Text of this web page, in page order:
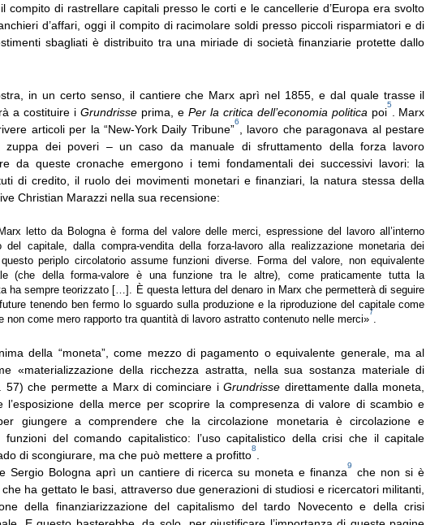
compito di rastrellare capitali presso le corti e le cancellerie d’Europa era svolto
d’affari, oggi il compito di racimolare soldi presso piccoli risparmiatori e di
sbagliati è distribuito tra una miriade di società finanziarie protette dallo
in un certo senso, il cantiere che Marx aprì nel 1855, e dal quale trasse il
a costituire iGrundrisse prima, e Per la critica dell’economia politica poi
5
. Marx
articoli per la “New-York Daily Tribune”
6
, lavoro che paragonava al pestare
dei poveri – un caso da manuale di sfruttamento della forza lavoro
da queste cronache emergono i temi fondamentali dei successivi lavori: la
di credito, il ruolo dei movimenti monetari e finanziari, la natura stessa della
Christian Marazzi nella sua recensione:
letto da Bologna è forma del valore delle merci, espressione del lavoro all’interno
del capitale, dalla compra-vendita della forza-lavoro alla realizzazione monetaria dei
periplo circolatorio assume funzioni diverse. Forma del valore, non equivalente
(che della forma-valore è una funzione tra le altre), come praticamente tutta la
ha sempre teorizzato […]. È questa lettura del denaro in Marx che permetterà di seguire
tenendo ben fermo lo sguardo sulla produzione e la riproduzione del capitale come
non come mero rapporto tra quantità di lavoro astratto contenuto nelle merci»
7
.
della “moneta”, come mezzo di pagamento o equivalente generale, ma al
«materializzazione della ricchezza astratta, nella sua sostanza materiale di
57) che permette a Marx di cominciare iGrundrisse direttamente dalla moneta,
l’esposizione della merce per scoprire la compresenza di valore di scambio e
giungere a comprendere che la circolazione monetaria è circolazione e
funzioni del comando capitalistico: l’uso capitalistico della crisi che il capitale
di scongiurare, ma che può mettere a profitto
8
.
Sergio Bologna aprì un cantiere di ricerca su moneta e finanza
9
che non si è
ha gettato le basi, attraverso due generazioni di studiosi e ricercatori militanti,
della finanziarizzazione del capitalismo del tardo Novecento e della crisi